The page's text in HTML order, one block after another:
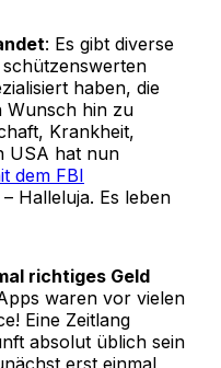
: Es gibt diverse
haben, die
Wunsch hin zu
Krankheit,
USA hat nun
dem FBI
– Halleluja. Es leben
richtiges Geld
waren vor vielen
Eine Zeitlang
absolut üblich sein